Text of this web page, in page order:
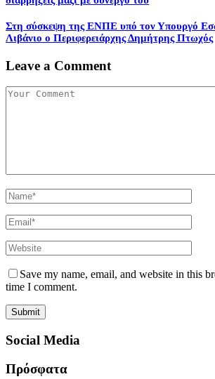
Στη σύσκεψη της ΕΝΠΕ υπό τον Υπουργό
Λιβάνιο ο Περιφερειάρχης Δημήτρης Πτωχός
Leave a Comment
Save my name, email, and website in this
time I comment.
Social Media
Πρόσφατα